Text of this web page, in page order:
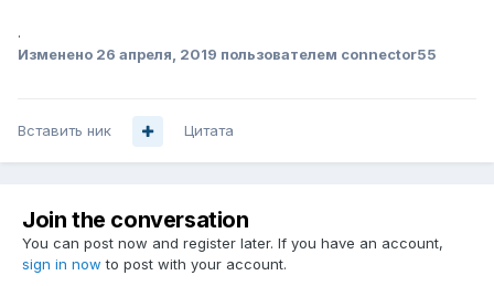
.
Изменено 26 апреля, 2019 пользователем connector55
Вставить ник Цитата
Join the conversation
You can post now and register later. If you have an account,
sign in now to post with your account.